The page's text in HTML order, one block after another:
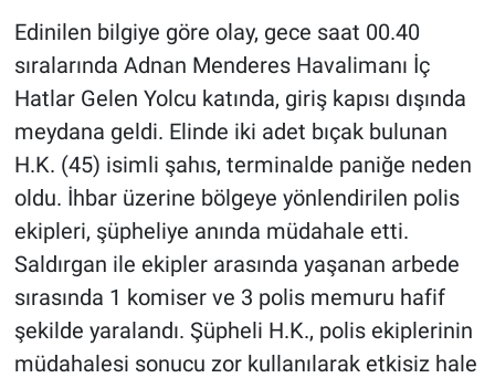
Edinilen bilgiye göre olay, gece saat 00.40
sıralarında Adnan Menderes Havalimanı İç
Hatlar Gelen Yolcu katında, giriş kapısı dışında
meydana geldi. Elinde iki adet bıçak bulunan
H.K. (45) isimli şahıs, terminalde paniğe neden
oldu. İhbar üzerine bölgeye yönlendirilen polis
ekipleri, şüpheliye anında müdahale etti.
Saldırgan ile ekipler arasında yaşanan arbede
sırasında 1 komiser ve 3 polis memuru hafif
şekilde yaralandı. Şüpheli H.K., polis ekiplerinin
müdahalesi sonucu zor kullanılarak etkisiz hale